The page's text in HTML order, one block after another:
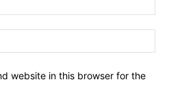
website in this browser for the